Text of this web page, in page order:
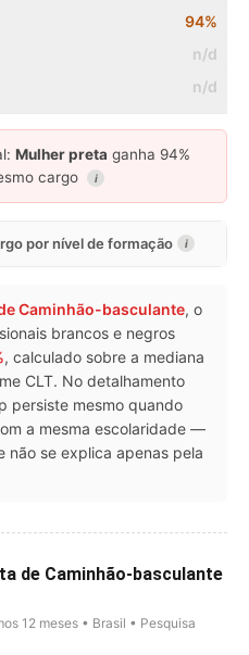
94%
n/d
n/d
Mulher preta ganha 94%
cargo
i
por nível de formação i
Caminhão-basculante, o
brancos e negros
, calculado sobre a mediana
CLT. No detalhamento
persiste mesmo quando
a mesma escolaridade —
não se explica apenas pela
de Caminhão-basculante
12 meses • Brasil • Pesquisa